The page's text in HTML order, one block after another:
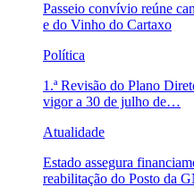
Passeio convívio reúne
e do Vinho do Cartaxo
Política
1.ª Revisão do Plano
vigor a 30 de julho de…
Atualidade
Estado assegura
reabilitação do Posto da